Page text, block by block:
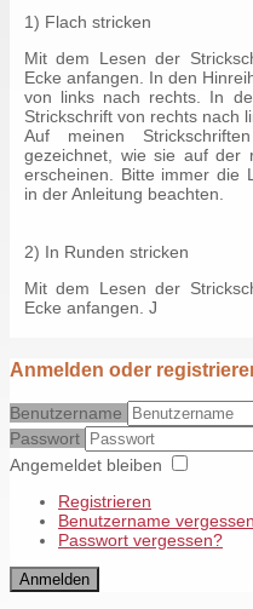
1) Flach stricken
Mit dem Lesen der
Ecke anfangen. In den
von links nach rechts. In
Strickschrift von rechts nach
Auf meinen
gezeichnet, wie sie auf der
erscheinen. Bitte immer die
in der Anleitung beachten.
2) In Runden stricken
Mit dem Lesen der
Ecke anfangen. J
Anmelden oder
Benutzername
Passwort
Angemeldet bleiben
Registrieren
Benutzername
Passwort vergessen?
Anmelden